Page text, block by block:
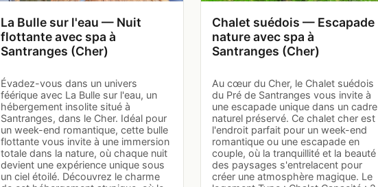
La Bulle sur l'eau — Nuit
flottante avec spa à
Santranges (Cher)
Évadez-vous dans un univers
féérique avec La Bulle sur l'eau, un
hébergement insolite situé à
Santranges, dans le Cher. Idéal pour
un week-end romantique, cette bulle
flottante vous invite à une immersion
totale dans la nature, où chaque nuit
devient une expérience unique sous
un ciel étoilé. Découvrez le charme
Chalet suédois — Escapade
nature avec spa à
Santranges (Cher)
Au cœur du Cher, le Chalet suédois
du Pré de Santranges vous invite à
une escapade unique dans un cadre
naturel préservé. Ce chalet cher est
l'endroit parfait pour un week-end
romantique ou une escapade en
couple, où la tranquillité et la beauté
des paysages s'entrelacent pour
créer une atmosphère magique. Le